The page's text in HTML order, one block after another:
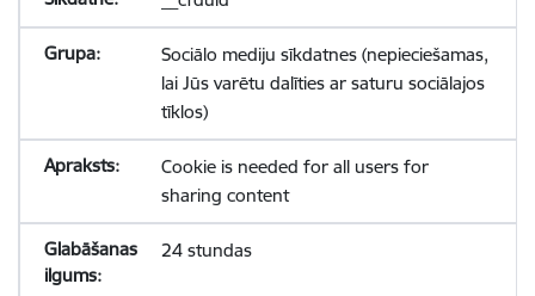
Sociālo mediju sīkdatnes (nepieciešamas,
lai Jūs varētu dalīties ar saturu sociālajos
tīklos)
Cookie is needed for all users for
sharing content
24 stundas